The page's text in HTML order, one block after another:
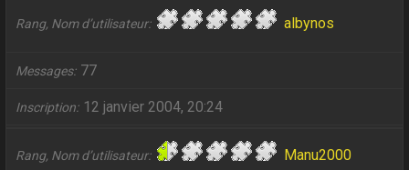
Rang, Nom d’utilisateur albynos
Messages 77
Inscription 12 janvier 2004, 20:24
Rang, Nom d’utilisateur Manu2000